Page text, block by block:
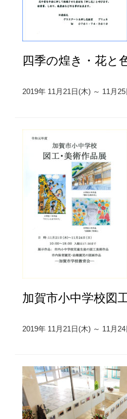
四季の煌き・花と
2019年 11月21日(木) ～ 11月
加賀市小中学校図
2019年 11月21日(木) ～ 11月